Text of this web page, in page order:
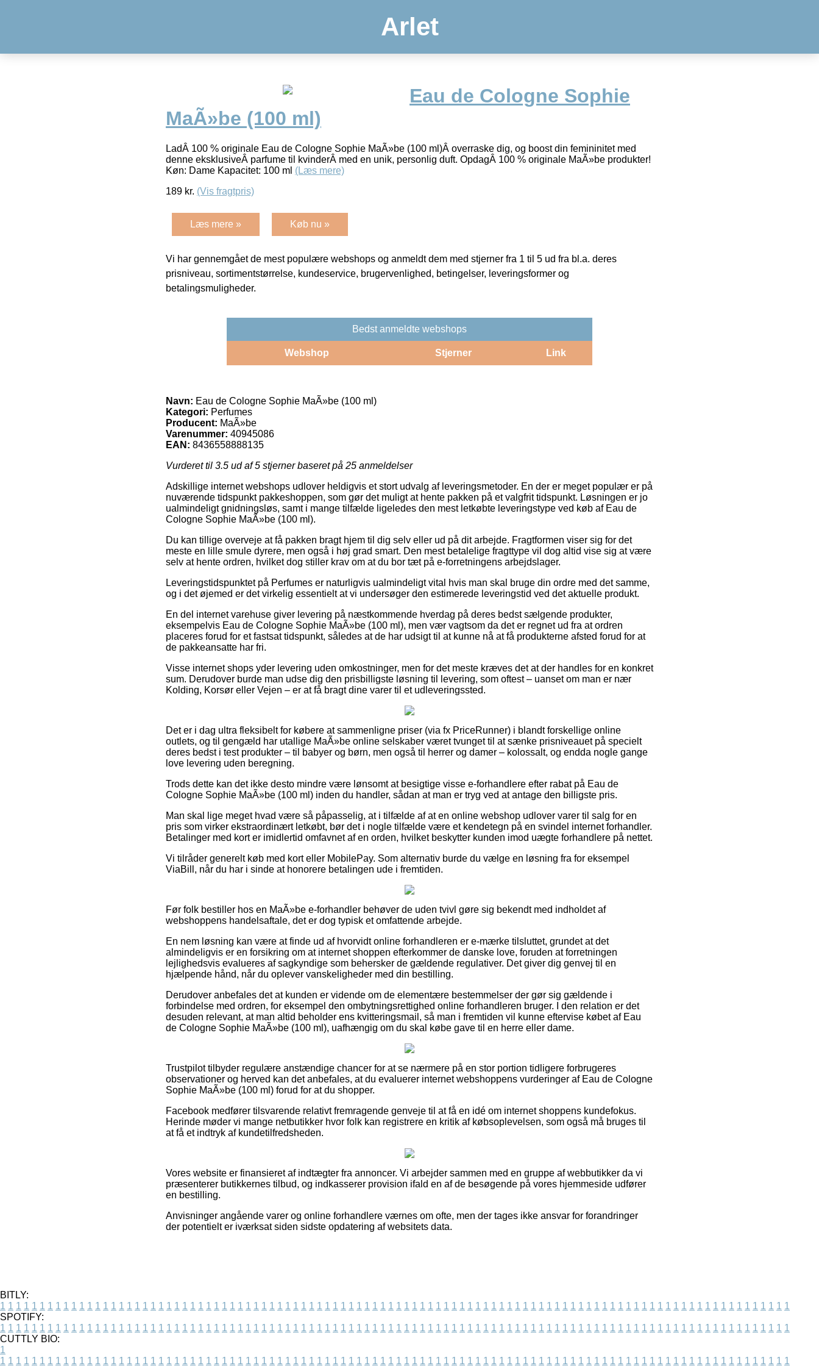
Arlet
Eau de Cologne Sophie
MaÃ»be (100 ml)
LadÂ 100 % originale Eau de Cologne Sophie MaÃ»be (100 ml)Â overraske dig, og boost din femininitet med
denne eksklusiveÂ parfume til kvinderÂ med en unik, personlig duft. OpdagÂ 100 % originale MaÃ»be produkter!
Køn: Dame Kapacitet: 100 ml (Læs mere)
189 kr. (Vis fragtpris)
Læs mere » Køb nu »
Vi har gennemgået de mest populære webshops og anmeldt dem med stjerner fra 1 til 5 ud fra bl.a. deres
prisniveau, sortimentstørrelse, kundeservice, brugervenlighed, betingelser, leveringsformer og
betalingsmuligheder.
Bedst anmeldte webshops
Webshop Stjerner Link
Navn: Eau de Cologne Sophie MaÃ»be (100 ml)
Kategori: Perfumes
Producent: MaÃ»be
Varenummer: 40945086
EAN: 8436558888135
Vurderet til 3.5 ud af 5 stjerner baseret på 25 anmeldelser
Adskillige internet webshops udlover heldigvis et stort udvalg af leveringsmetoder. En der er meget populær er på
nuværende tidspunkt pakkeshoppen, som gør det muligt at hente pakken på et valgfrit tidspunkt. Løsningen er jo
ualmindeligt gnidningsløs, samt i mange tilfælde ligeledes den mest letkøbte leveringstype ved køb af Eau de
Cologne Sophie MaÃ»be (100 ml).
Du kan tillige overveje at få pakken bragt hjem til dig selv eller ud på dit arbejde. Fragtformen viser sig for det
meste en lille smule dyrere, men også i høj grad smart. Den mest betalelige fragttype vil dog altid vise sig at være
selv at hente ordren, hvilket dog stiller krav om at du bor tæt på e-forretningens arbejdslager.
Leveringstidspunktet på Perfumes er naturligvis ualmindeligt vital hvis man skal bruge din ordre med det samme,
og i det øjemed er det virkelig essentielt at vi undersøger den estimerede leveringstid ved det aktuelle produkt.
En del internet varehuse giver levering på næstkommende hverdag på deres bedst sælgende produkter,
eksempelvis Eau de Cologne Sophie MaÃ»be (100 ml), men vær vagtsom da det er regnet ud fra at ordren
placeres forud for et fastsat tidspunkt, således at de har udsigt til at kunne nå at få produkterne afsted forud for at
de pakkeansatte har fri.
Visse internet shops yder levering uden omkostninger, men for det meste kræves det at der handles for en konkret
sum. Derudover burde man udse dig den prisbilligste løsning til levering, som oftest – uanset om man er nær
Kolding, Korsør eller Vejen – er at få bragt dine varer til et udleveringssted.
Det er i dag ultra fleksibelt for købere at sammenligne priser (via fx PriceRunner) i blandt forskellige online
outlets, og til gengæld har utallige MaÃ»be online selskaber været tvunget til at sænke prisniveauet på specielt
deres bedst i test produkter – til babyer og børn, men også til herrer og damer – kolossalt, og endda nogle gange
love levering uden beregning.
Trods dette kan det ikke desto mindre være lønsomt at besigtige visse e-forhandlere efter rabat på Eau de
Cologne Sophie MaÃ»be (100 ml) inden du handler, sådan at man er tryg ved at antage den billigste pris.
Man skal lige meget hvad være så påpasselig, at i tilfælde af at en online webshop udlover varer til salg for en
pris som virker ekstraordinært letkøbt, bør det i nogle tilfælde være et kendetegn på en svindel internet forhandler.
Betalinger med kort er imidlertid omfavnet af en orden, hvilket beskytter kunden imod uægte forhandlere på nettet.
Vi tilråder generelt køb med kort eller MobilePay. Som alternativ burde du vælge en løsning fra for eksempel
ViaBill, når du har i sinde at honorere betalingen ude i fremtiden.
Før folk bestiller hos en MaÃ»be e-forhandler behøver de uden tvivl gøre sig bekendt med indholdet af
webshoppens handelsaftale, det er dog typisk et omfattende arbejde.
En nem løsning kan være at finde ud af hvorvidt online forhandleren er e-mærke tilsluttet, grundet at det
almindeligvis er en forsikring om at internet shoppen efterkommer de danske love, foruden at forretningen
lejlighedsvis evalueres af sagkyndige som behersker de gældende regulativer. Det giver dig genvej til en
hjælpende hånd, når du oplever vanskeligheder med din bestilling.
Derudover anbefales det at kunden er vidende om de elementære bestemmelser der gør sig gældende i
forbindelse med ordren, for eksempel den ombytningsrettighed online forhandleren bruger. I den relation er det
desuden relevant, at man altid beholder ens kvitteringsmail, så man i fremtiden vil kunne eftervise købet af Eau
de Cologne Sophie MaÃ»be (100 ml), uafhængig om du skal købe gave til en herre eller dame.
Trustpilot tilbyder regulære anstændige chancer for at se nærmere på en stor portion tidligere forbrugeres
observationer og herved kan det anbefales, at du evaluerer internet webshoppens vurderinger af Eau de Cologne
Sophie MaÃ»be (100 ml) forud for at du shopper.
Facebook medfører tilsvarende relativt fremragende genveje til at få en idé om internet shoppens kundefokus.
Herinde møder vi mange netbutikker hvor folk kan registrere en kritik af købsoplevelsen, som også må bruges til
at få et indtryk af kundetilfredsheden.
Vores website er finansieret af indtægter fra annoncer. Vi arbejder sammen med en gruppe af webbutikker da vi
præsenterer butikkernes tilbud, og indkasserer provision ifald en af de besøgende på vores hjemmeside udfører
en bestilling.
Anvisninger angående varer og online forhandlere værnes om ofte, men der tages ikke ansvar for forandringer
der potentielt er iværksat siden sidste opdatering af websitets data.
BITLY:
1 1 1 1 1 1 1 1 1 1 1 1 1 1 1 1 1 1 1 1 1 1 1 1 1 1 1 1 1 1 1 1 1 1 1 1 1 1 1 1 1 1 1 1 1 1 1 1 1 1 1 1 1 1 1 1 1 1 1 1 1 1 1 1 1 1 1 1 1 1 1 1 1 1 1 1 1 1 1 1 1 1 1 1 1 1 1 1 1 1 1 1 1 1 1 1 1 1 1 1
SPOTIFY:
1 1 1 1 1 1 1 1 1 1 1 1 1 1 1 1 1 1 1 1 1 1 1 1 1 1 1 1 1 1 1 1 1 1 1 1 1 1 1 1 1 1 1 1 1 1 1 1 1 1 1 1 1 1 1 1 1 1 1 1 1 1 1 1 1 1 1 1 1 1 1 1 1 1 1 1 1 1 1 1 1 1 1 1 1 1 1 1 1 1 1 1 1 1 1 1 1 1 1 1
CUTTLY BIO:
1
1 1 1 1 1 1 1 1 1 1 1 1 1 1 1 1 1 1 1 1 1 1 1 1 1 1 1 1 1 1 1 1 1 1 1 1 1 1 1 1 1 1 1 1 1 1 1 1 1 1 1 1 1 1 1 1 1 1 1 1 1 1 1 1 1 1 1 1 1 1 1 1 1 1 1 1 1 1 1 1 1 1 1 1 1 1 1 1 1 1 1 1 1 1 1 1 1 1 1 1